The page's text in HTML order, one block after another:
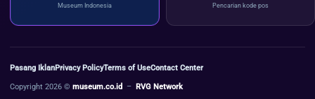
Museum Indonesia Pencarian kode pos
Pasang IklanPrivacy PolicyTerms of UseContact Center
Copyright 2026 © museum.co.id – RVG Network